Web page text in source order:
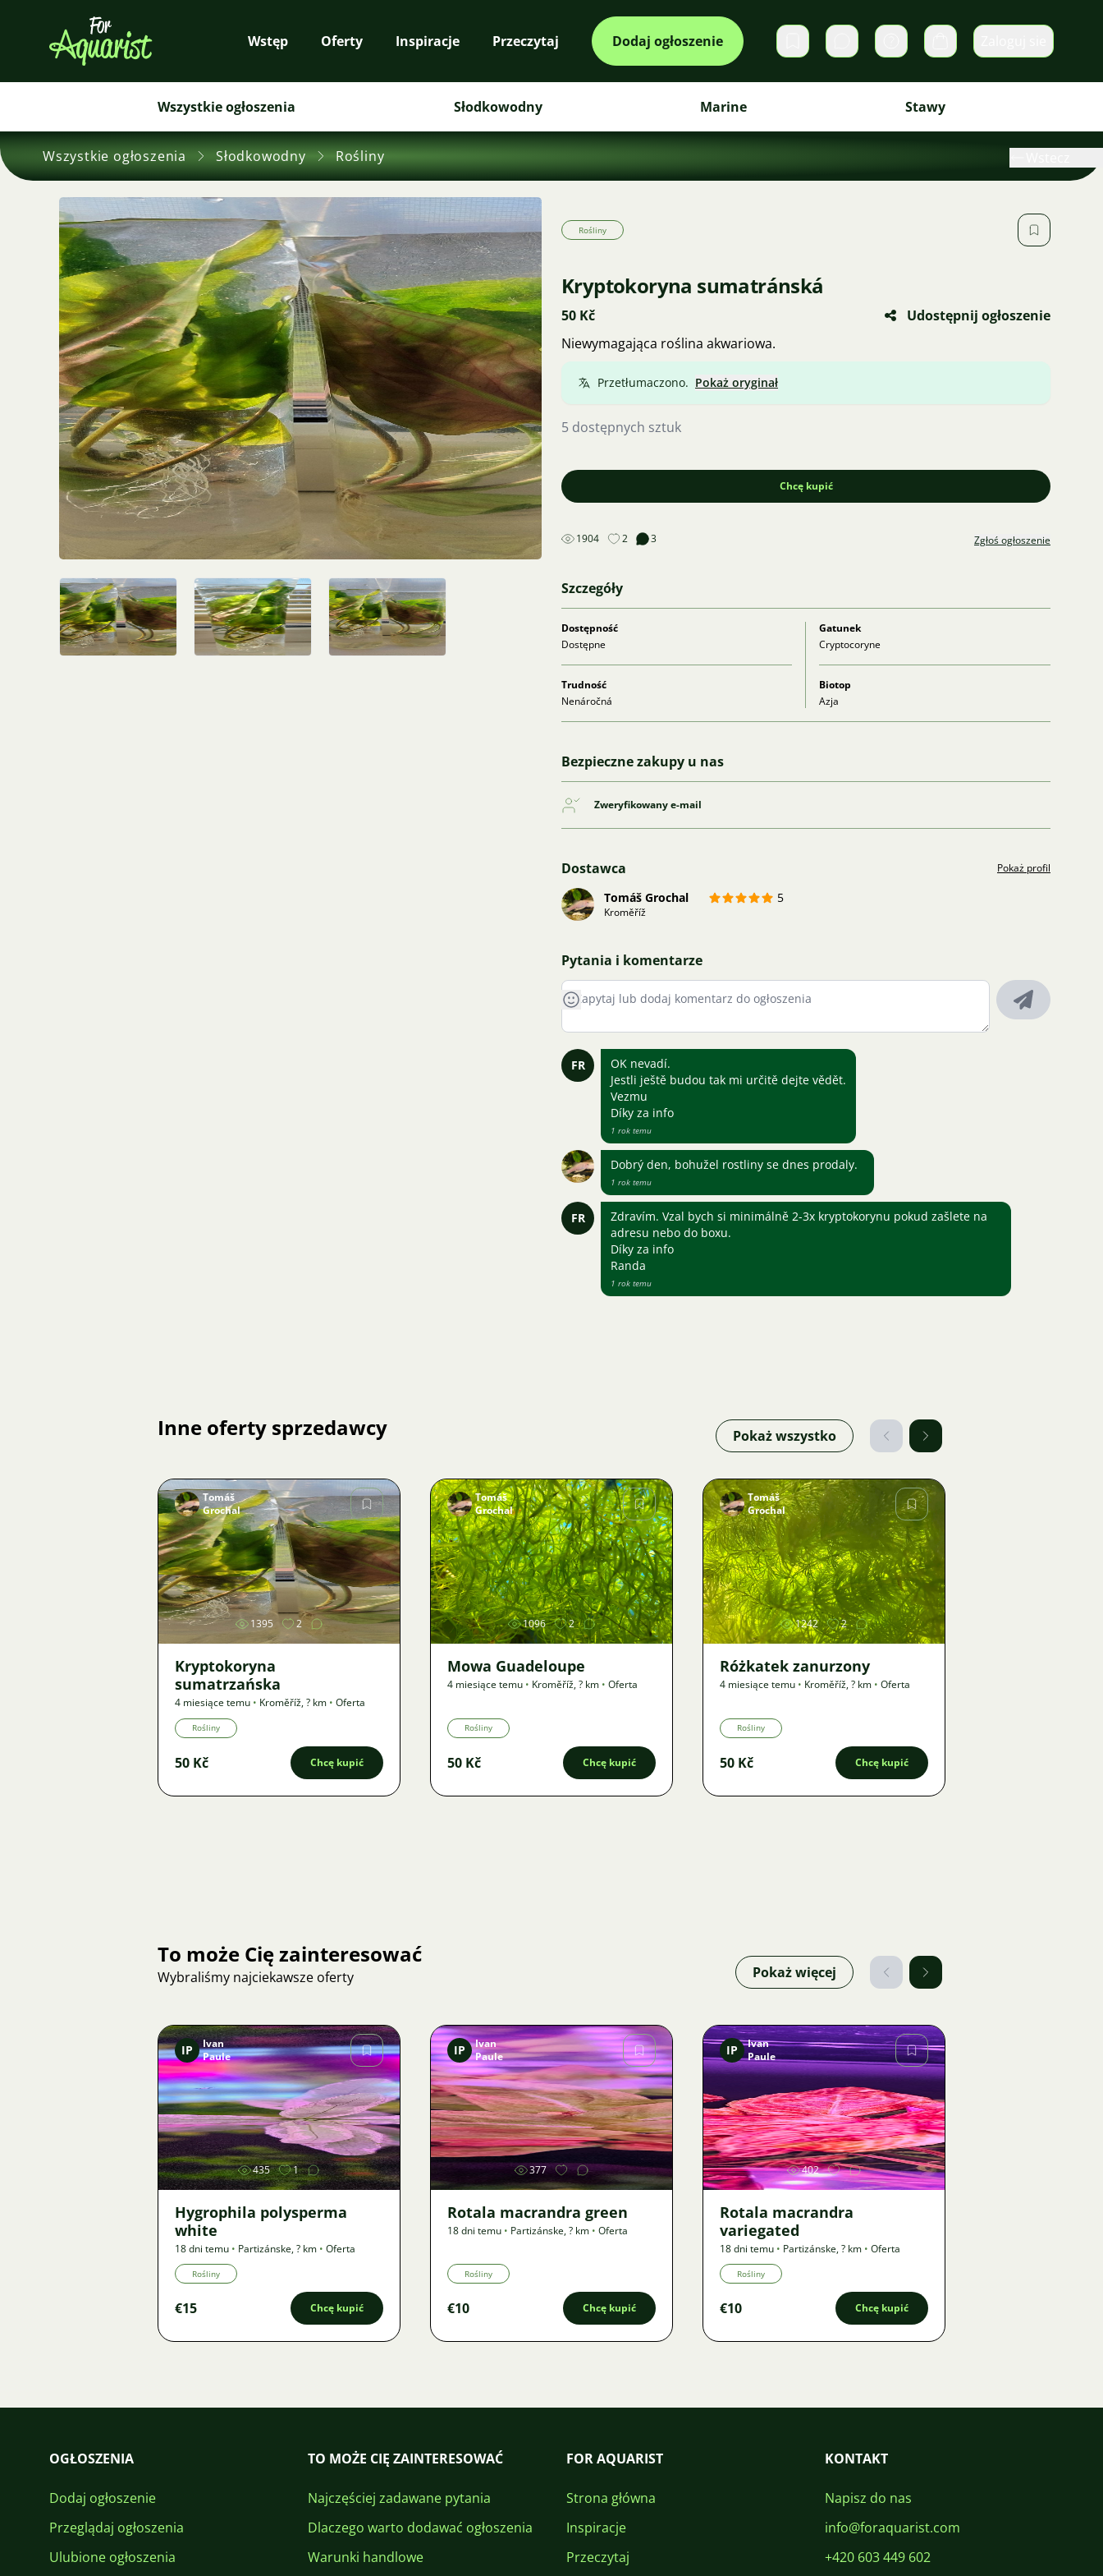
Wstęp Oferty Inspiracje Przeczytaj Dodaj ogłoszenie Prywatne wiadomości
Koszyk
Wszystkie ogłoszenia Słodkowodny Marine Stawy
Wszystkie ogłoszenia Słodkowodny Rośliny
Rośliny
Kryptokoryna sumatránská
50 Kč
Udostępnij ogłoszenie
Niewymagająca roślina akwariowa.
Przetłumaczono. Pokaż oryginał
5 dostępnych sztuk
Chcę kupić
1904 2 3 Zgłoś ogłoszenie
Szczegóły
Dostępność
Dostępne
Gatunek
Cryptocoryne
Trudność
Nenáročná
Biotop
Azja
Bezpieczne zakupy u nas
Zweryfikowany e-mail
Dostawca Pokaż profil
Tomáš Grochal 5
Kroměříž
Pytania i komentarze
FR
OK nevadí.
Jestli ještě budou tak mi určitě dejte vědět.
Vezmu
Díky za info
1 rok temu
Dobrý den, bohužel rostliny se dnes prodaly.
1 rok temu
FR
Zdravím. Vzal bych si minimálně 2-3x kryptokorynu pokud zašlete na
adresu nebo do boxu.
Díky za info
Randa
1 rok temu
Inne oferty sprzedawcy Pokaż wszystko
Zdjęcie
Tomáš
Grochal
1395 2
Kryptokoryna
sumatrzańska
4 miesiące temu • Kroměříž,? km • Oferta
Rośliny
50 Kč Chcę kupić
Zdjęcie
Tomáš
Grochal
1096 2
Mowa Guadeloupe
4 miesiące temu • Kroměříž,? km • Oferta
Rośliny
50 Kč Chcę kupić
Zdjęcie
Tomáš
Grochal
1242 2
Różkatek zanurzony
4 miesiące temu • Kroměříž,? km • Oferta
Rośliny
50 Kč Chcę kupić
To może Cię zainteresować
Wybraliśmy najciekawsze oferty Pokaż więcej
Zdjęcie
IP
Ivan
Paule
435 1
Hygrophila polysperma
white
18 dni temu • Partizánske,? km • Oferta
Rośliny
€15 Chcę kupić
Zdjęcie
IP
Ivan
Paule
377
Rotala macrandra green
18 dni temu • Partizánske,? km • Oferta
Rośliny
€10 Chcę kupić
Zdjęcie
IP
Ivan
Paule
402
Rotala macrandra
variegated
18 dni temu • Partizánske,? km • Oferta
Rośliny
€10 Chcę kupić
OGŁOSZENIA
Dodaj ogłoszenie
Przeglądaj ogłoszenia
Ulubione ogłoszenia
TO MOŻE CIĘ ZAINTERESOWAĆ
Najczęściej zadawane pytania
Dlaczego warto dodawać ogłoszenia
Warunki handlowe
FOR AQUARIST
Strona główna
Inspiracje
Przeczytaj
KONTAKT
Napisz do nas
info@foraquarist.com
+420 603 449 602